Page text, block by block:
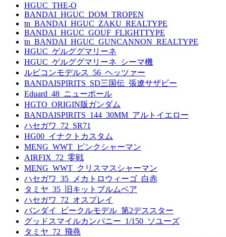
HGUC_THE-O
BANDAI_HGUC_DOM_TROPEN
tn_BANDAI_HGUC_ZAKU_REALTYPE
BANDAI_HGUC_GOUF_FLIGHTTYPE
tn_BANDAI_HGUC_GUNCANNON_REALTYPE
HGUC_ゲルググマリーネ
HGUC_ゲルググマリーネ_シーマ機
ルビコンモデルス_56_ヘッツァー
BANDAISPIRITS_SD三国伝_張遼サザビー
Eduard_48_ニューポール
HGTO_ORIGIN版ガンダム
BANDAISPIRITS_144_30MM_アルトイエロー
ハセガワ_72_SR71
HG00_イナクトカスタム
MENG_WWT_ピンクシャーマン
AIRFIX_72_零戦
MENG_WWT_クリスマスシャーマン
ハセガワ_35_メカトロウィーゴ_白赤
タミヤ_35_旧キットブルムベア
ハセガワ_72_オスプレイ
バンダイ_ビークルモデル_第2デススター
グッドスマイルカンパニー_1/150_ソユーズ
タミヤ_72_飛燕